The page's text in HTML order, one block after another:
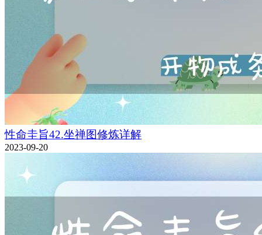
性命圭旨42.坐禅图修炼详解
2023-09-20